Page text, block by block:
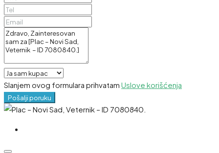
Slanjem ovog formulara prihvatam Uslove korišćenja
Pošalji poruku